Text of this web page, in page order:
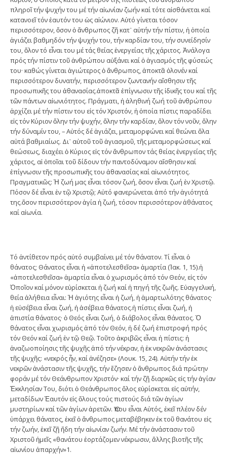
πληροῖ τήν ψυχήν του μέ τήν αἰωνίαν ζωήν καί τότε αἰσθάνεται καί
κατανοεῖ τόν ἑαυτόν του ὡς αἰώνιον. Αὐτό γίνεται τόσον
περισσότερον, ὅσον ὁ ἄνθρωπος ζῆ κατ᾽ αὐτήν τήν πίστιν, ἡ ὁποία
ἁγιάζει βαθμηδόν τήν ψυχήν του, τήν καρδίαν του, τήν συνείδησίν
του, ὅλον τό εἶναι του μέ τάς θείας ἐνεργείας τῆς χάριτος. Ἀνάλογα
πρός τήν πίστιν τοῦ ἀνθρώπου αὐξάνει καί ὁ ἁγιασμός τῆς φύσεώς
του· καθώς γίνεται ἁγιώτερος ὁ ἄνθρωπος, ἀποκτᾶ ὁλονέν καί
περισσότερον δυνατήν, περισσότερον ζωντανήν αἴσθησιν τῆς
προσωπικῆς του ἀθανασίας.ἀποκτᾶ ἐπίγνωσιν τῆς ἰδικῆς του καί τῆς
τῶν πάντων αἰωνιότητος. Πράγματι, ἡ ἀληθινή ζωή τοῦ ἀνθρώπου
ἀρχίζει μέ τήν πίστιν του εἰς τόν Χριστόν, ἡ ὁποία πίστις παραδίδει
εἰς τόν Κύριον ὅλην τήν ψυχήν, ὅλην τήν καρδίαν, ὅλον τόν νοῦν, ὅλην
τήν δύναμίν του, – Αὐτός δέ ἁγιάζει, μεταμορφώνει καί θεώνει ὅλα
αὐτά βαθμιαίως. Δι᾽ αὐτοῦ τοῦ ἁγιασμοῦ, τῆς μεταμορφώσεως καί
θεώσεως, διαχέει ὁ Κύριος εἰς τόν ἄνθρωπον τάς θείας ἐνεργείας τῆς
χάριτος, αἱ ὁποῖαι τοῦ δίδουν τήν παντοδύναμον αἴσθησιν καί
ἐπίγνωσιν τῆς προσωπικῆς του ἀθανασίας καί αἰωνιότητος.
Πραγματικῶς: Ἡ ζωή μας εἶναι τόσον ζωή, ὅσον εἶναι ζωή ἐν Χριστῷ.
Πόσον δέ εἶναι ἐν τῷ Χριστῷ; Αὐτό φανερώνεται ἀπό τήν ἁγιότητά
της.ὅσον περισσότερον ἁγία ἡ ζωή, τόσον περισσότερον ἀθάνατος
καί αἰωνία.
Τό ἀντίθετον πρός αὐτό συμβαίνει μέ τόν θάνατον. Τί εἶναι ὁ
θάνατος; Θάνατος εἶναι ἡ «ἀποτελεσθεῖσα» ἁμαρτία (Ἰακ. 1, 15).ἡ
«ἀποτελεσθεῖσα» ἁμαρτία εἶναι ὁ χωρισμός ἀπό τόν Θεόν, εἰς τόν
Ὁποῖον καί μόνον εὑρίσκεται ἡ ζωή καί ἡ πηγή τῆς ζωῆς. Εὐαγγελική,
θεία ἀλήθεια εἶναι: Ἡ ἁγιότης εἶναι ἡ ζωή, ἡ ἁμαρτωλότης θάνατος·
ἡ εὐσέβεια εἶναι ζωή, ἡ ἀσέβεια θάνατος.ἡ πίστις εἶναι ζωή, ἡ
ἀπιστία θάνατος· ὁ Θεός εἶναι ζωή, ὁ διάβολος εἶναι θάνατος. Ὁ
θάνατος εἶναι χωρισμός ἀπό τόν Θεόν, ἡ δέ ζωή ἐπιστροφή πρός
τόν Θεόν καί ζωή ἐν τῷ Θεῷ. Τοῦτο ἀκριβῶς εἶναι ἡ πίστις: ἡ
ἀναζωοποίησις τῆς ψυχῆς ἀπό τήν νέκραν, ἡ ἐκ νεκρῶν ἀνάστασις
τῆς ψυχῆς: «νεκρός ἦν, καί ἀνέζησε» (Λουκ. 15, 24). Αὐτήν τήν ἐκ
νεκρῶν ἀνάστασιν τῆς ψυχῆς, τήν ἔζησεν ὁ ἄνθρωπος διά πρώτην
φοράν μέ τόν Θεάνθρωπον Χριστόν· καί τήν ζῇ διαρκῶς εἰς τήν ἁγίαν
Ἐκκλησίαν Του, διότι ὁ Θεάνθρωπος ὅλος εὑρίσκεται εἰς αὐτήν,
μεταδίδων Ἑαυτόν εἰς ὅλους τούς πιστούς διά τῶν ἁγίων
μυστηρίων καί τῶν ἁγίων ἀρετῶν. Ὅπου εἶναι Αὐτός, ἐκεῖ πλέον δέν
ὑπάρχει θάνατος, ἐκεῖ ὁ ἄνθρωπος μεταβέβηκεν ἐκ τοῦ θανάτου εἰς
τήν ζωήν, ἐκεῖ ζῇ ἤδη τήν αἰωνίαν ζωήν. Μέ τήν ἀνάστασιν τοῦ
Χριστοῦ ἡμεῖς «θανάτου ἑορτάζομεν νέκρωσιν, ἄλλης βιοτῆς τῆς
αἰωνίου ἀπαρχήν»1.